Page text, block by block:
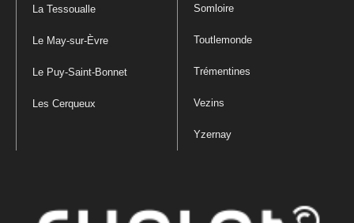
La Tessoualle
Le May-sur-Èvre
Le Puy-Saint-Bonnet
Les Cerqueux
Somloire
Toutlemonde
Trémentines
Vezins
Yzernay